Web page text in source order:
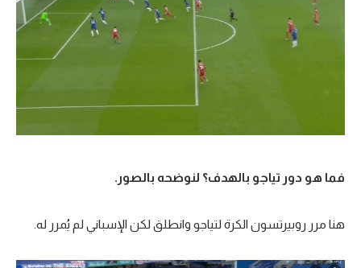
فما هو دور تياجو بالهدف؟ لنوضحه بالصور.
هنا مرر روبيرتسون الكرة لتياجو وانطلق لكن الإسباني لم يُمرر له.